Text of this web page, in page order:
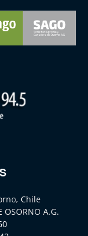
Chile
OSORNO A.G.